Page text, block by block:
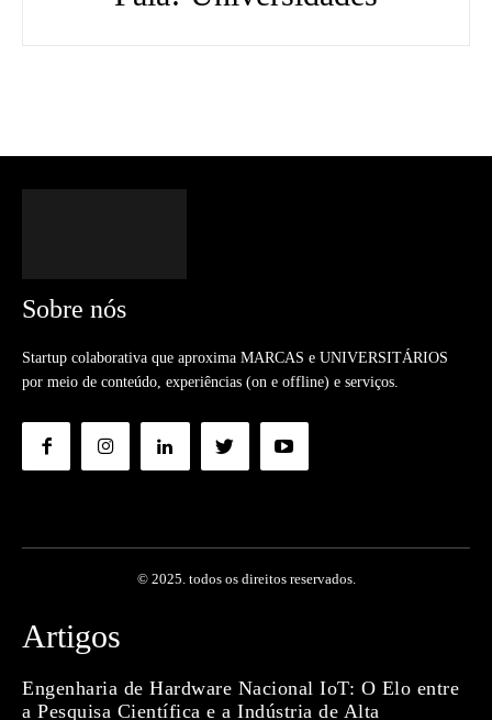
Sobre nós
Startup colaborativa que aproxima MARCAS e UNIVERSITÁRIOS
por meio de conteúdo, experiências (on e offline) e serviços.
© 2025. todos os direitos reservados.
Artigos
Engenharia de Hardware Nacional IoT: O Elo entre
a Pesquisa Científica e a Indústria de Alta